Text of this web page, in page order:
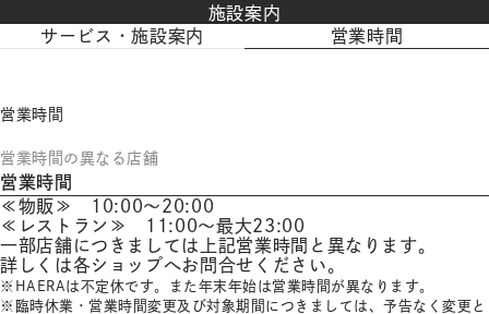
H
字
体
字
한
국
어
日
本
語
施設案内
サービス・施設案内
営業時間
営業時間
営業時間の異なる店舗
営業時間
≪物販≫ 10:00～20:00
≪レストラン≫ 11:00～最大23:00
一部店舗につきましては上記営業時間と異なります。
詳しくは各ショップへお問合せください。
※HAERAは不定休です。また年末年始は営業時間が異なります。
※臨時休業・営業時間変更及び対象期間につきましては、予告なく変更と